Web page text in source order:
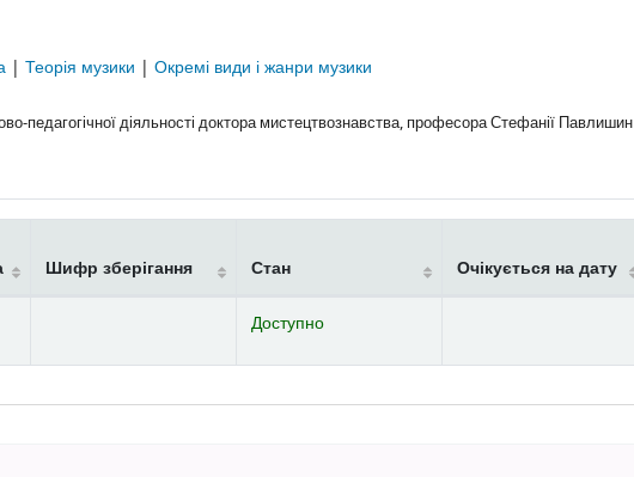
| Теорія музики | Окремі види і жанри музики
педагогічної діяльності доктора мистецтвознавства, професора Стефанії Павлишин
Шифр зберігання Стан Очікується на дату
Доступно